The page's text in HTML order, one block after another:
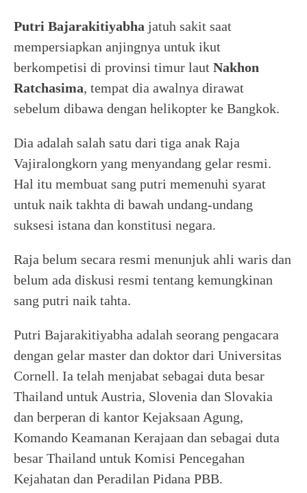
Putri Bajarakitiyabha jatuh sakit saat
mempersiapkan anjingnya untuk ikut
berkompetisi di provinsi timur laut Nakhon
Ratchasima, tempat dia awalnya dirawat
sebelum dibawa dengan helikopter ke Bangkok.
Dia adalah salah satu dari tiga anak Raja
Vajiralongkorn yang menyandang gelar resmi.
Hal itu membuat sang putri memenuhi syarat
untuk naik takhta di bawah undang-undang
suksesi istana dan konstitusi negara.
Raja belum secara resmi menunjuk ahli waris dan
belum ada diskusi resmi tentang kemungkinan
sang putri naik tahta.
Putri Bajarakitiyabha adalah seorang pengacara
dengan gelar master dan doktor dari Universitas
Cornell. Ia telah menjabat sebagai duta besar
Thailand untuk Austria, Slovenia dan Slovakia
dan berperan di kantor Kejaksaan Agung,
Komando Keamanan Kerajaan dan sebagai duta
besar Thailand untuk Komisi Pencegahan
Kejahatan dan Peradilan Pidana PBB.